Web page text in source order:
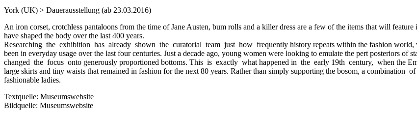
York (UK) > Dauerausstellung (ab 23.03.2016)
An iron corset, crotchless pantaloons from the time of Jane Austen, bum rolls and a killer dress are a few of the items that will
have shaped the body over the last 400 years.
Researching the exhibition has already shown the curatorial team just how frequently history repeats within the fashion world,
been in everyday usage over the last four centuries. Just a decade ago, young women were looking to emulate the pert
changed the focus onto generously proportioned bottoms. This is exactly what happened in the early 19th century, when the
large skirts and tiny waists that remained in fashion for the next 80 years. Rather than simply supporting the bosom, a
fashionable ladies.
Textquelle: Museumswebsite
Bildquelle: Museumswebsite